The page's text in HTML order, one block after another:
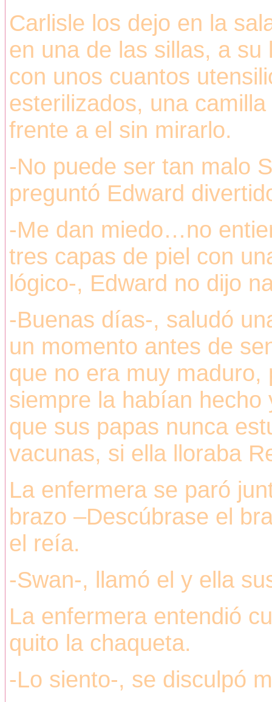
Carlisle los dejo en la
en una de las sillas, a
con unos cuantos
esterilizados, una
frente a el sin mirarlo.
-No puede ser tan malo
preguntó Edward
-Me dan miedo…no
tres capas de piel con
lógico-, Edward no dijo
-Buenas días-, saludó
un momento antes de
que no era muy
siempre la habían
que sus papas nunca
vacunas, si ella lloraba
La enfermera se paró
brazo –Descúbrase el
el reía.
-Swan-, llamó el y ella
La enfermera entendió
quito la chaqueta.
-Lo siento-, se disculpó